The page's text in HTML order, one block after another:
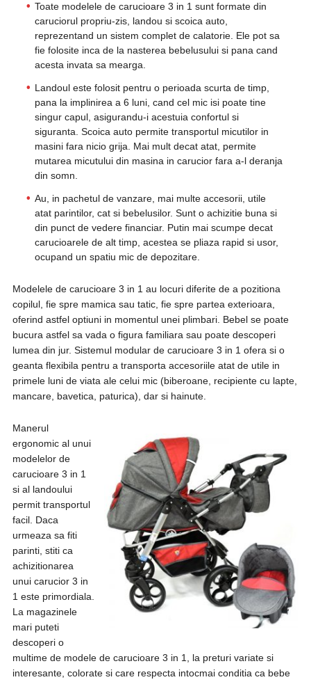
Toate modelele de carucioare 3 in 1 sunt formate din
caruciorul propriu-zis, landou si scoica auto,
reprezentand un sistem complet de calatorie. Ele pot sa
fie folosite inca de la nasterea bebelusului si pana cand
acesta invata sa mearga.
Landoul este folosit pentru o perioada scurta de timp,
pana la implinirea a 6 luni, cand cel mic isi poate tine
singur capul, asigurandu-i acestuia confortul si
siguranta. Scoica auto permite transportul micutilor in
masini fara nicio grija. Mai mult decat atat, permite
mutarea micutului din masina in carucior fara a-l deranja
din somn.
Au, in pachetul de vanzare, mai multe accesorii, utile
atat parintilor, cat si bebelusilor. Sunt o achizitie buna si
din punct de vedere financiar. Putin mai scumpe decat
carucioarele de alt timp, acestea se pliaza rapid si usor,
ocupand un spatiu mic de depozitare.
Modelele de carucioare 3 in 1 au locuri diferite de a pozitiona
copilul, fie spre mamica sau tatic, fie spre partea exterioara,
oferind astfel optiuni in momentul unei plimbari. Bebel se poate
bucura astfel sa vada o figura familiara sau poate descoperi
lumea din jur. Sistemul modular de carucioare 3 in 1 ofera si o
geanta flexibila pentru a transporta accesoriile atat de utile in
primele luni de viata ale celui mic (biberoane, recipiente cu lapte,
mancare, bavetica, paturica), dar si hainute.
Manerul
ergonomic al unui
modelelor de
carucioare 3 in 1
si al landoului
permit transportul
facil. Daca
urmeaza sa fiti
parinti, stiti ca
achizitionarea
unui carucior 3 in
1 este primordiala.
La magazinele
mari puteti
descoperi o
multime de modele de carucioare 3 in 1, la preturi variate si
interesante, colorate si care respecta intocmai conditia ca bebe